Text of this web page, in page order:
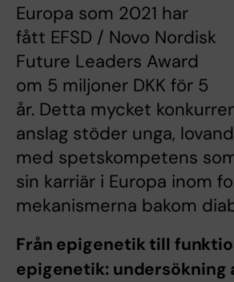
Europa som 2021 har
fått EFSD / Novo Nordisk
Future Leaders Award
om 5 miljoner DKK för 5
år. Detta mycket
anslag stöder unga,
med spetskompetens
sin karriär i Europa inom
mekanismerna bakom
Från epigenetik till
epigenetik: undersökning